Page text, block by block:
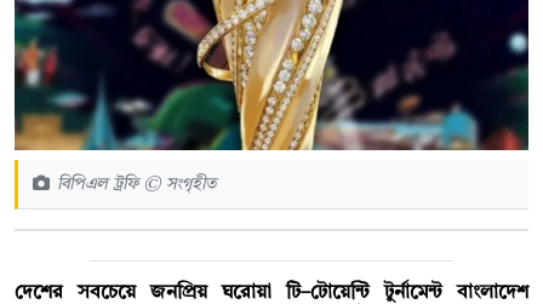
বিপিএল ট্রফি © সংগৃহীত
দেশের সবচেয়ে জনপ্রিয় ঘরোয়া টি–টোয়েন্টি টুর্নামেন্ট বাংলাদেশ